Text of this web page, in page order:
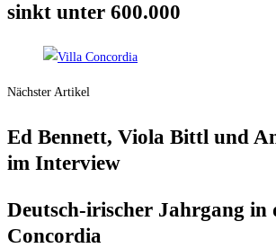
sinkt unter 600.000
Nächster Artikel
Ed Ben­nett, Vio­la Bittl und
im Interview
Deutsch-iri­scher Jahr­gang in
Concordia